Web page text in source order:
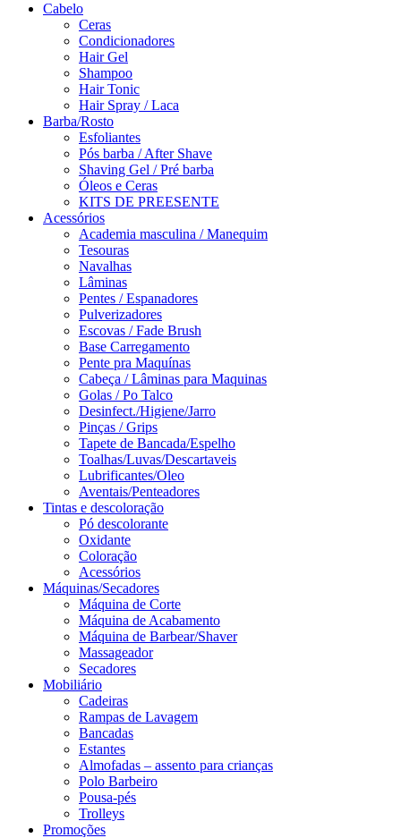
Cabelo
Ceras
Condicionadores
Hair Gel
Shampoo
Hair Tonic
Hair Spray / Laca
Barba/Rosto
Esfoliantes
Pós barba / After Shave
Shaving Gel / Pré barba
Óleos e Ceras
KITS DE PREESENTE
Acessórios
Academia masculina / Manequim
Tesouras
Navalhas
Lâminas
Pentes / Espanadores
Pulverizadores
Escovas / Fade Brush
Base Carregamento
Pente pra Maquínas
Cabeça / Lâminas para Maquinas
Golas / Po Talco
Desinfect./Higiene/Jarro
Pinças / Grips
Tapete de Bancada/Espelho
Toalhas/Luvas/Descartaveis
Lubrificantes/Oleo
Aventais/Penteadores
Tintas e descoloração
Pó descolorante
Oxidante
Coloração
Acessórios
Máquinas/Secadores
Máquina de Corte
Máquina de Acabamento
Máquina de Barbear/Shaver
Massageador
Secadores
Mobiliário
Cadeiras
Rampas de Lavagem
Bancadas
Estantes
Almofadas – assento para crianças
Polo Barbeiro
Pousa-pés
Trolleys
Promoções